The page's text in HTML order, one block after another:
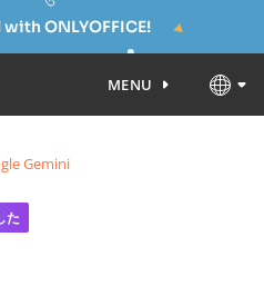
ONLYOFFICE!
MENU
Gemini
た